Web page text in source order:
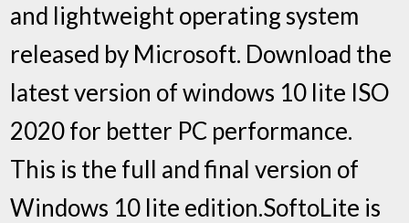
and lightweight operating system
released by Microsoft. Download the
latest version of windows 10 lite ISO
2020 for better PC performance.
This is the full and final version of
Windows 10 lite edition.SoftoLite is